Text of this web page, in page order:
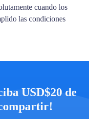
cuando los
las condiciones
USD$20 de